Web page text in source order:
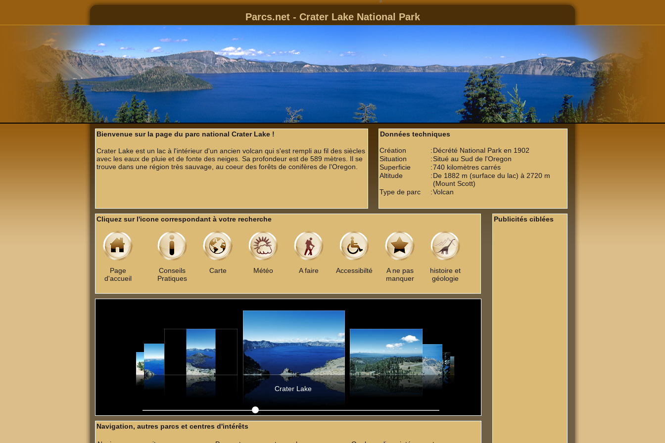
Parcs.net - Crater Lake National Park
Bienvenue sur la page du parc national Crater Lake !
Crater Lake est un lac à l'intérieur d'un ancien volcan qui s'est rempli au fil des siècles
avec les eaux de pluie et de fonte des neiges. Sa profondeur est de 589 mètres. Il se
trouve dans une région très sauvage, au coeur des forêts de conifères de l'Oregon.
Données techniques
Création :Décrété National Park en 1902
Situation
:Situé au Sud de l'Oregon
Superficie
:740 kilomètres carrés
Altitude
:De 1882 m (surface du lac) à 2720 m
(Mount Scott)
Type de parc
:Volcan
Cliquez sur l'icone correspondant à votre recherche
Conseils
Pratiques
Carte Météo A faire Accessibilté
A ne pas
manquer
histoire et
géologie
Page
d'accueil
Publicités ciblées
Crater Lake
Navigation, autres parcs et centres d'intérêts